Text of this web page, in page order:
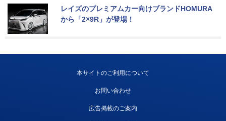
レイズのプレミアムカー向けブランドHOMURA
から「2×9R」が登場！
本サイトのご利用について
お問い合わせ
広告掲載のご案内